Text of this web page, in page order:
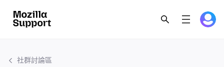
社群討論區